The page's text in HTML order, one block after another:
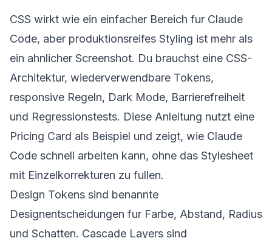
CSS wirkt wie ein einfacher Bereich fur Claude
Code, aber produktionsreifes Styling ist mehr als
ein ahnlicher Screenshot. Du brauchst eine CSS-
Architektur, wiederverwendbare Tokens,
responsive Regeln, Dark Mode, Barrierefreiheit
und Regressionstests. Diese Anleitung nutzt eine
Pricing Card als Beispiel und zeigt, wie Claude
Code schnell arbeiten kann, ohne das Stylesheet
mit Einzelkorrekturen zu fullen.
Design Tokens sind benannte
Designentscheidungen fur Farbe, Abstand, Radius
und Schatten. Cascade Layers sind